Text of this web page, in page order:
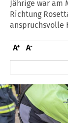
Jährige war am
Richtung
anspruchsvolle